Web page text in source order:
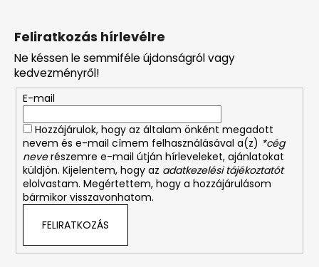
Feliratkozás hírlevélre
Ne késsen le semmiféle újdonságról vagy
kedvezményről!
E-mail
Hozzájárulok, hogy az általam önként megadott
nevem és e-mail címem felhasználásával a(z) *cég
neverészemre e-mail útján hírleveleket, ajánlatokat
küldjön. Kijelentem, hogy az adatkezelési tájékoztatót
elolvastam. Megértettem, hogy a hozzájárulásom
bármikor visszavonhatom.
FELIRATKOZÁS